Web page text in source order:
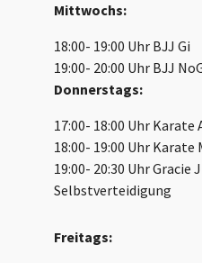
Mittwochs:
18:00- 19:00 Uhr BJJ Gi
19:00- 20:00 Uhr BJJ
Donnerstags:
17:00- 18:00 Uhr Karate
18:00- 19:00 Uhr
19:00- 20:30 Uhr Gracie
Selbstverteidigung
Freitags: